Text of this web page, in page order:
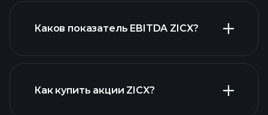
крупнейших
Каков показатель EBITDA ZICX?
Как купить акции ZICX?